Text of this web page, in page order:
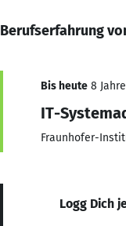
Berufserfahrung
Bis heute 8
IT-
Fraunhofer-
Logg Dich